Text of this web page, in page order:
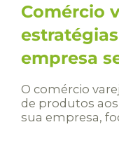
Comércio
empresa
O comércio
de produtos
sua empresa,